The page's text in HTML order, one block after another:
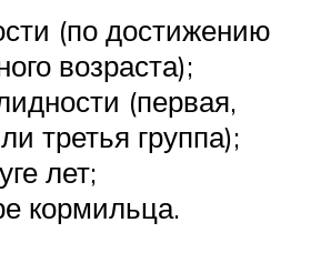
(по достижению
возраста);
(первая,
третья группа);
лет;
кормильца.